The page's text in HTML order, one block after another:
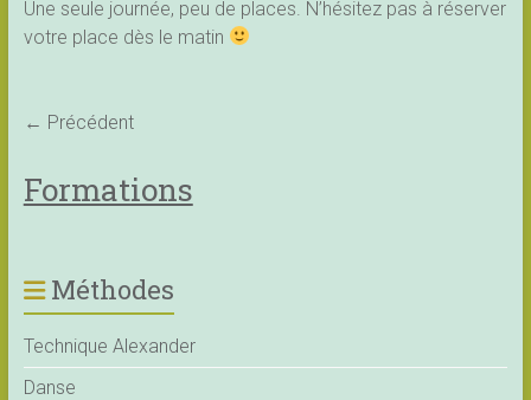
Une seule journée, peu de places. N’hésitez pas à réserver
votre place dès le matin
← Précédent
Formations
Méthodes
Technique Alexander
Danse